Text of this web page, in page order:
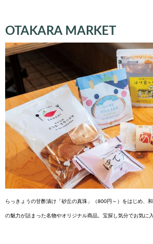
OTAKARA MARKET
らっきょうの甘酢漬け「砂丘の真珠」（800円～）をはじめ、
の魅力が詰まった名物やオリジナル商品。宝探し気分でお気に